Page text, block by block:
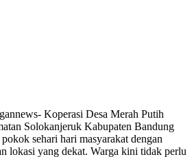
Koperasi Desa Merah Putih
Solokanjeruk Kabupaten Bandung
sehari hari masyarakat dengan
lokasi yang dekat. Warga kini tidak perlu